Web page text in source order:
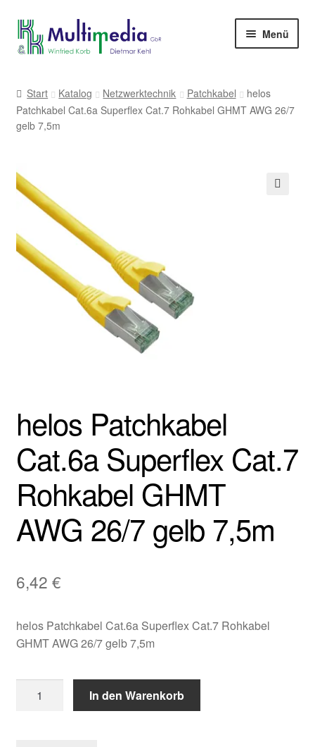
Zur
Navigation
Zum
Inhalt
Menü
Start Katalog Netzwerktechnik Patchkabel
helos
Patchkabel Cat.6a Superflex Cat.7 Rohkabel GHMT AWG 26/7
gelb 7,5m
helos Patchkabel
Cat.6a Superflex Cat.7
Rohkabel GHMT
AWG 26/7 gelb 7,5m
6,42 €
helos Patchkabel Cat.6a Superflex Cat.7 Rohkabel
GHMT AWG 26/7 gelb 7,5m
Patchkabel
In den Warenkorb